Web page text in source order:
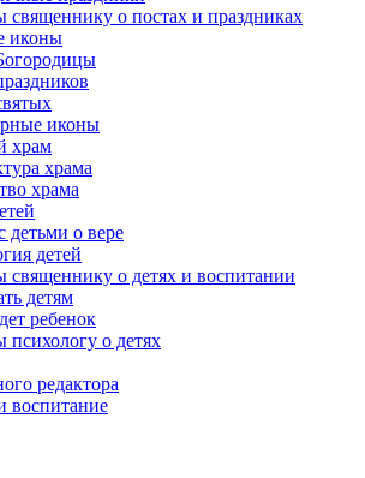
священнику о постах и праздниках
иконы
иконы
храм
храма
храма
детьми о вере
детей
священнику о детях и воспитании
детям
ребенок
психологу о детях
редактора
воспитание